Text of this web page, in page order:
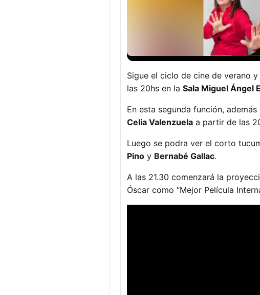
Sigue el ciclo de cine de verano
las 20hs en la Sala Miguel Ángel
En esta segunda función,
Celia Valenzuela a partir de las
Luego se podra ver el corto
Pino y Bernabé Gallac.
A las 21.30 comenzará la
Óscar como “Mejor Película